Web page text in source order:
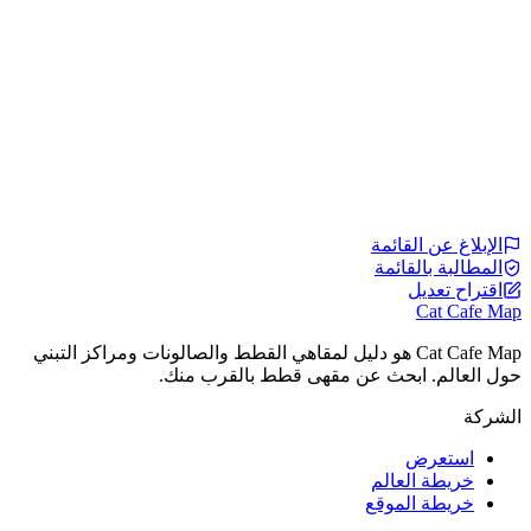
الإبلاغ عن القائمة
المطالبة بالقائمة
اقتراح تعديل
Cat Cafe Map
Cat Cafe Map هو دليل لمقاهي القطط والصالونات ومراكز التبني
حول العالم. ابحث عن مقهى قطط بالقرب منك.
الشركة
استعرض
خريطة العالم
خريطة الموقع